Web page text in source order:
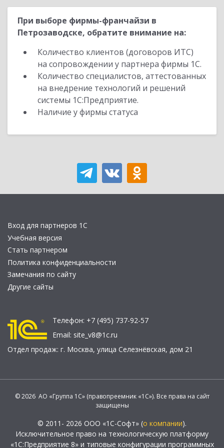
При выборе фирмы-франчайзи в
Петрозаводске, обратите внимание на:
Количество клиентов (договоров ИТС)
на сопровождении у партнера фирмы 1С.
Количество специалистов, аттестованных
на внедрение технологий и решений
системы 1С:Предприятие.
Наличие у фирмы статуса
Вход для партнеров 1С
Учебная версия
Стать партнером
Политика конфиденциальности
Замечания по сайту
Другие сайты
Телефон: +7 (495) 737-92-57
Email: site_v8@1c.ru
Отдел продаж: г. Москва, улица Селезнёвская, дом 21
© 2026 АО «Группа 1С» (правопреемник «1С»). Все права на сайт
защищены
© 2011- 2026 ООО «1С-Софт» (о компании).
Исключительное право на технологическую платформу
«1С:Предприятие 8» и типовые конфигурации программных